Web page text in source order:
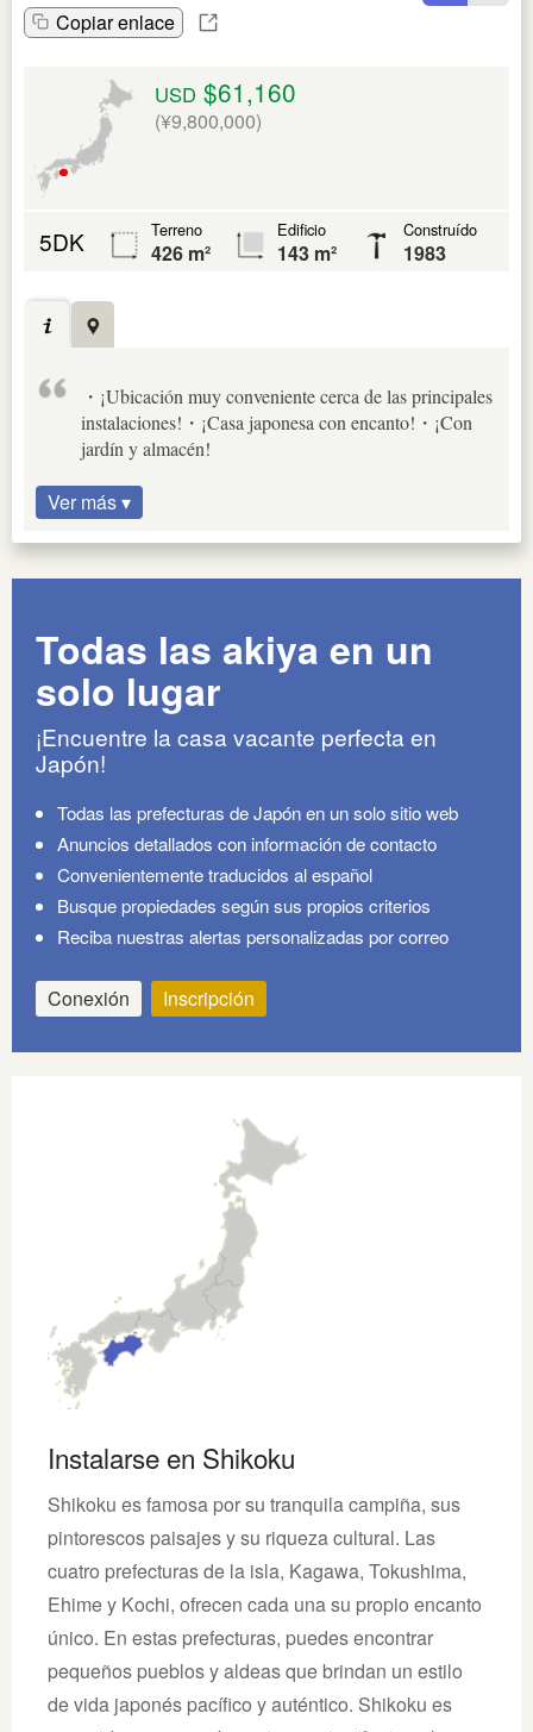
Copiar enlace
USD $61,160
(¥9,800,000)
5DK Terreno
426 m²
Edificio
143 m²
Construído
1983
・¡Ubicación muy conveniente cerca de las principales
instalaciones!・¡Casa japonesa con encanto!・¡Con
jardín y almacén!
Ver más ▾
Todas las akiya en un
solo lugar
¡Encuentre la casa vacante perfecta en
Japón!
Todas las prefecturas de Japón en un solo sitio web
Anuncios detallados con información de contacto
Convenientemente traducidos al español
Busque propiedades según sus propios criterios
Reciba nuestras alertas personalizadas por correo
Conexión Inscripción
Instalarse en Shikoku
Shikoku es famosa por su tranquila campiña, sus
pintorescos paisajes y su riqueza cultural. Las
cuatro prefecturas de la isla, Kagawa, Tokushima,
Ehime y Kochi, ofrecen cada una su propio encanto
único. En estas prefecturas, puedes encontrar
pequeños pueblos y aldeas que brindan un estilo
de vida japonés pacífico y auténtico. Shikoku es